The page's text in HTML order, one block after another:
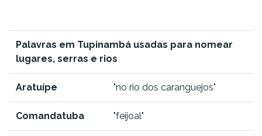
Palavras em Tupinambá usadas para nomear
lugares, serras e rios
Aratuípe "no rio dos caranguejos"
Comandatuba "feijoal"